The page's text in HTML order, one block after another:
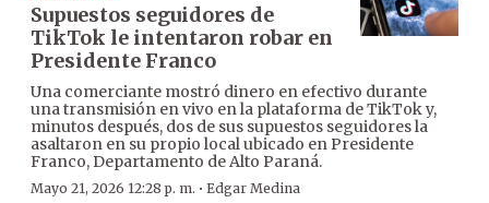
Supuestos seguidores de
TikTok le intentaron robar en
Presidente Franco
Una comerciante mostró dinero en efectivo durante
una transmisión en vivo en la plataforma de TikTok y,
minutos después, dos de sus supuestos seguidores la
asaltaron en su propio local ubicado en Presidente
Franco, Departamento de Alto Paraná.
Mayo 21, 2026 12:28 p. m. · Edgar Medina